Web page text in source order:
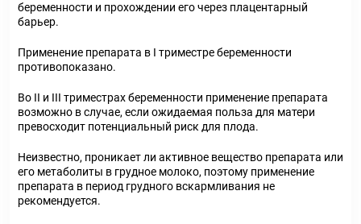
беременности и прохождении его через плацентарный
барьер.
Применение препарата в I триместре беременности
противопоказано.
Во II и III триместрах беременности применение препарата
возможно в случае, если ожидаемая польза для матери
превосходит потенциальный риск для плода.
Неизвестно, проникает ли активное вещество препарата или
его метаболиты в грудное молоко, поэтому применение
препарата в период грудного вскармливания не
рекомендуется.